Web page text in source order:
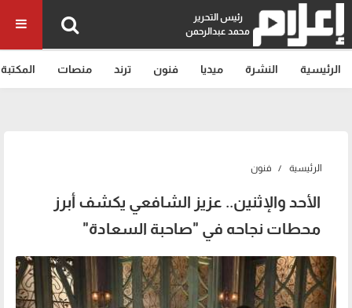
رئيس التحرير
محمد عبدالرحمن
الرئيسية النشرة ميديا فنون ترند منصات المكتبة
الرئيسية فنون
الأحد والإثنين.. عزيز الشافعي يكشف أبرز
محطات نجاحه في "صاحبة السعادة"